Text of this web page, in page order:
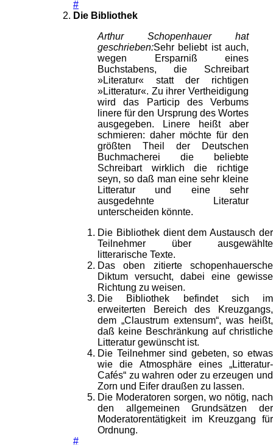
#
Die Bibliothek
Arthur Schopenhauer hat
geschrieben:Sehr beliebt ist auch,
wegen Ersparniß eines
Buchstabens, die Schreibart
»Literatur« statt der richtigen
»Litteratur«. Zu ihrer Vertheidigung
wird das Particip des Verbums
linere für den Ursprung des Wortes
ausgegeben. Linere heißt aber
schmieren: daher möchte für den
größten Theil der Deutschen
Buchmacherei die beliebte
Schreibart wirklich die richtige
seyn, so daß man eine sehr kleine
Litteratur und eine sehr
ausgedehnte Literatur
unterscheiden könnte.
Die Bibliothek dient dem Austausch der
Teilnehmer über ausgewählte
litterarische Texte.
Das oben zitierte schopenhauersche
Diktum versucht, dabei eine gewisse
Richtung zu weisen.
Die Bibliothek befindet sich im
erweiterten Bereich des Kreuzgangs,
dem „Claustrum extensum“, was heißt,
daß keine Beschränkung auf christliche
Litteratur gewünscht ist.
Die Teilnehmer sind gebeten, so etwas
wie die Atmosphäre eines „Litteratur-
Cafés“ zu wahren oder zu erzeugen und
Zorn und Eifer draußen zu lassen.
Die Moderatoren sorgen, wo nötig, nach
den allgemeinen Grundsätzen der
Moderatorentätigkeit im Kreuzgang für
Ordnung.
#